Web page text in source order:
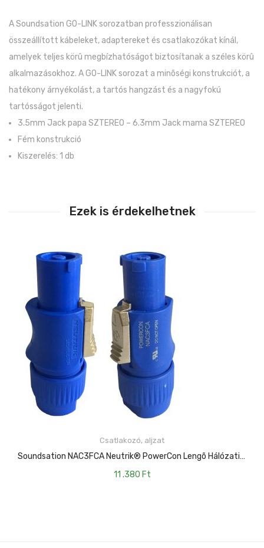
A Soundsation GO-LINK sorozatban professzionálisan
összeállított kábeleket, adaptereket és csatlakozókat kínál,
amelyek teljes körû megbízhatóságot biztosítanak a széles körû
alkalmazásokhoz. A GO-LINK sorozat a minõségi konstrukciót, a
hatékony árnyékolást, a tartós hangzást és a nagyfokú
tartósságot jelenti.
3.5mm Jack papa SZTEREO – 6.3mm Jack mama SZTEREO
Fém konstrukció
Kiszerelés: 1 db
Ezek is érdekelhetnek
Csatlakozó, aljzat
Soundsation NAC3FCA Neutrik® PowerCon Lengõ Hálózati Csatlakozó
11 .380 Ft